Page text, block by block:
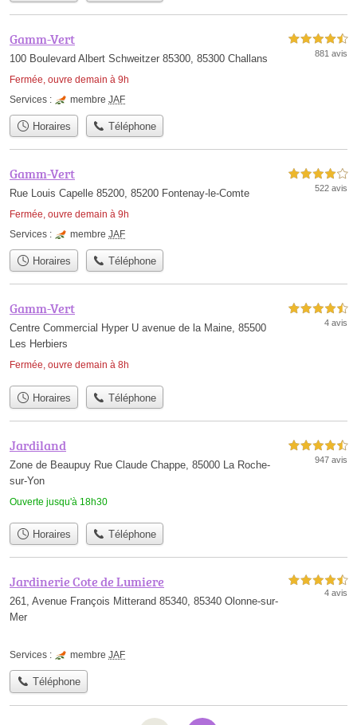
Gamm-Vert
100 Boulevard Albert Schweitzer 85300, 85300 Challans
Fermée, ouvre demain à 9h
4,5 étoiles sur 5
881 avis
Services : membre JAF
Horaires Téléphone
Gamm-Vert
Rue Louis Capelle 85200, 85200 Fontenay-le-Comte
Fermée, ouvre demain à 9h
4,0 étoiles sur 5
522 avis
Services : membre JAF
Horaires Téléphone
Gamm-Vert
Centre Commercial Hyper U avenue de la Maine, 85500
Les Herbiers
Fermée, ouvre demain à 8h
4,5 étoiles sur 5
4 avis
Horaires Téléphone
Jardiland
Zone de Beaupuy Rue Claude Chappe, 85000 La Roche-
sur-Yon
Ouverte jusqu'à 18h30
4,5 étoiles sur 5
947 avis
Horaires Téléphone
Jardinerie Cote de Lumiere
261, Avenue François Mitterand 85340, 85340 Olonne-sur-
Mer
4,5 étoiles sur 5
4 avis
Services : membre JAF
Téléphone